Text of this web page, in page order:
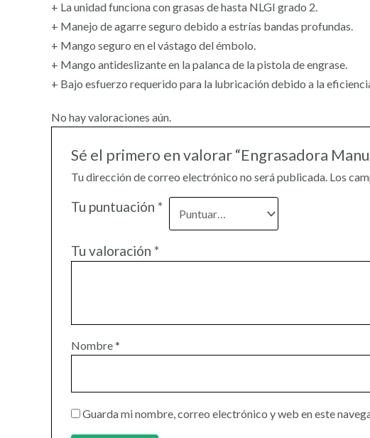
+ La unidad funciona con grasas de hasta NLGI grado 2.
+ Manejo de agarre seguro debido a estrías bandas profundas.
+ Mango seguro en el vástago del émbolo.
+ Mango antideslizante en la palanca de la pistola de engrase.
+ Bajo esfuerzo requerido para la lubricación debido a la
No hay valoraciones aún.
Sé el primero en valorar “Engrasadora
Tu dirección de correo electrónico no será publicada. Los
Tu puntuación *
Tu valoración *
Nombre*
Guarda mi nombre, correo electrónico y web en este